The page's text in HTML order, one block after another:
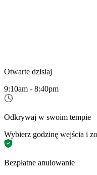
Otwarte dzisiaj
9:10am - 8:40pm
Odkrywaj w swoim tempie
Wybierz godzinę wejścia i
Bezpłatne anulowanie